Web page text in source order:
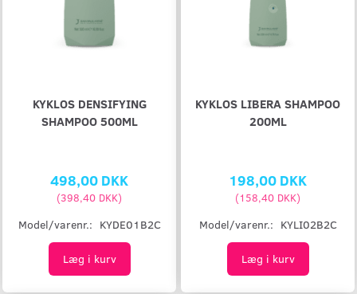
KYKLOS DENSIFYING
SHAMPOO 500ML
498,00 DKK
(398,40 DKK)
Model/varenr.: KYDE01B2C
Læg i kurv
KYKLOS LIBERA SHAMPOO
200ML
198,00 DKK
(158,40 DKK)
Model/varenr.: KYLI02B2C
Læg i kurv